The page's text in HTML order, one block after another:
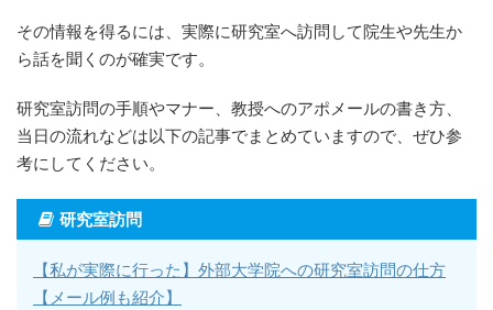
その情報を得るには、実際に研究室へ訪問して院生や先生か
ら話を聞くのが確実です。
研究室訪問の手順やマナー、教授へのアポメールの書き方、
当日の流れなどは以下の記事でまとめていますので、ぜひ参
考にしてください。
研究室訪問
【私が実際に行った】外部大学院への研究室訪問の仕方
【メール例も紹介】